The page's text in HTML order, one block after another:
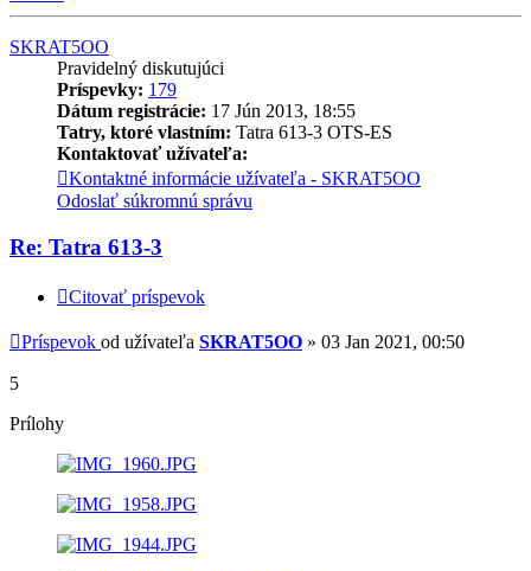
SKRAT5OO
Pravidelný diskutujúci
Príspevky: 179
Dátum registrácie: 17 Jún 2013, 18:55
Tatry, ktoré vlastním: Tatra 613-3 OTS-ES
Kontaktovať užívateľa:
Kontaktné informácie užívateľa - SKRAT5OO
Odoslať súkromnú správu
Re: Tatra 613-3
Citovať príspevok
Príspevok od užívateľa SKRAT5OO » 03 Jan 2021, 00:50
5
Prílohy